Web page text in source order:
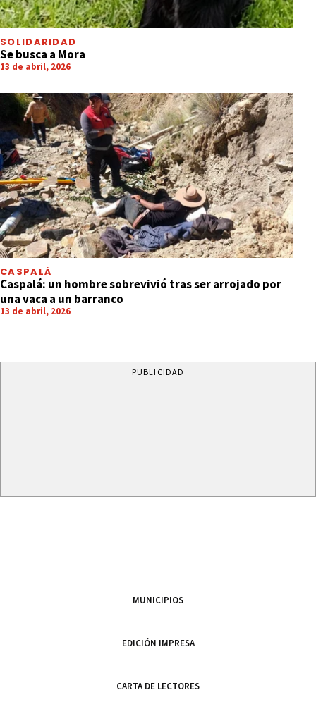
SOLIDARIDAD
Se busca a Mora
13 de abril, 2026
CASPALÁ
Caspalá: un hombre sobrevivió tras ser arrojado por
una vaca a un barranco
13 de abril, 2026
PUBLICIDAD
MUNICIPIOS
EDICIÓN IMPRESA
CARTA DE LECTORES